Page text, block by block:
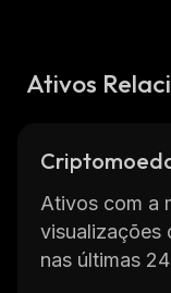
Ativos
Ativos com a
visualizações
nas últimas